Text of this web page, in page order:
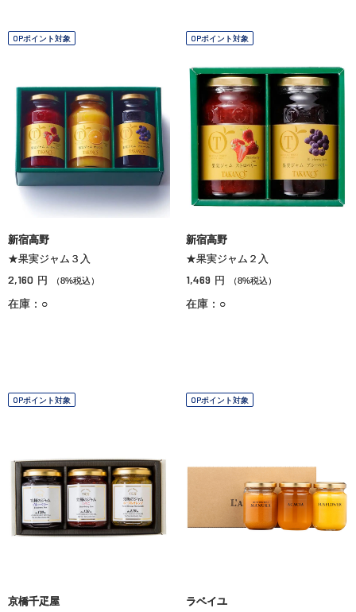
OPポイント対象
新宿高野
★果実ジャム３入
2,160 円 （8%税込）
在庫：○
OPポイント対象
新宿高野
★果実ジャム２入
1,469 円 （8%税込）
在庫：○
OPポイント対象
京橋千疋屋
OPポイント対象
ラベイユ